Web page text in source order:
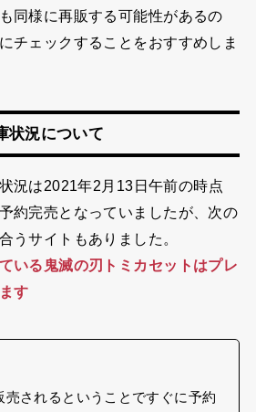
同様に再販する可能性があるの
チェックすることをおすすめしま
状況について
況は2021年2月13日午前の時点
約完売となっていましたが、次の
うサイトもありました。
いる鬼滅の刃トミカセットはプレ
す
売されるということですぐに予約